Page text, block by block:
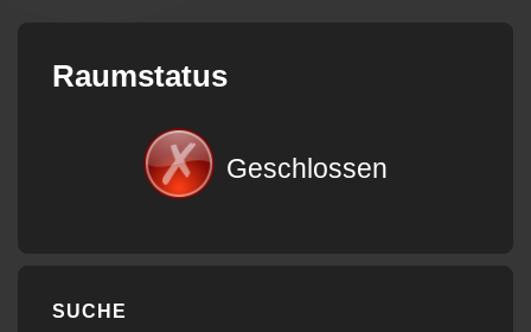
Raumstatus
Geschlossen
SUCHE